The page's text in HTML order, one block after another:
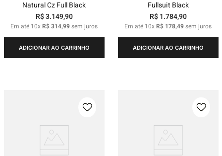
Natural Cz Full Black
R$3.149,90
Em até 10xR$314,99sem juros
ADICIONAR AO CARRINHO
Fullsuit Black
R$ 1.784,90
Em até 10xR$ 178,49sem juros
ADICIONAR AO CARRINHO